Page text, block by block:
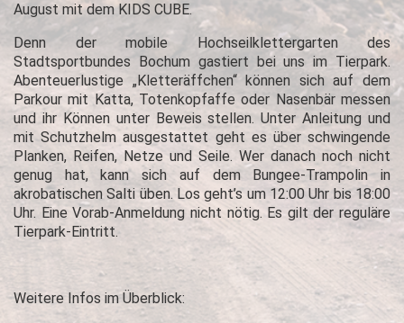
August mit dem KIDS CUBE.
Denn der mobile Hochseilklettergarten des
Stadtsportbundes Bochum gastiert bei uns im Tierpark.
Abenteuerlustige „Kletteräffchen“ können sich auf dem
Parkour mit Katta, Totenkopfaffe oder Nasenbär messen
und ihr Können unter Beweis stellen. Unter Anleitung und
mit Schutzhelm ausgestattet geht es über schwingende
Planken, Reifen, Netze und Seile. Wer danach noch nicht
genug hat, kann sich auf dem Bungee-Trampolin in
akrobatischen Salti üben. Los geht’s um 12:00 Uhr bis 18:00
Uhr. Eine Vorab-Anmeldung nicht nötig. Es gilt der reguläre
Tierpark-Eintritt.
Weitere Infos im Überblick: